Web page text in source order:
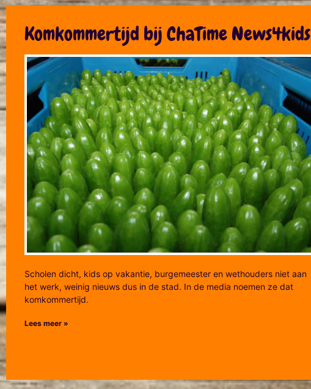
Komkommertijd bij ChaTime News4kids
Scholen dicht, kids op vakantie, burgemeester en wethouders niet aan
het werk, weinig nieuws dus in de stad. In de media noemen ze dat
komkommertijd.
Lees meer »